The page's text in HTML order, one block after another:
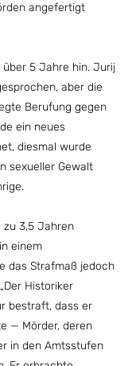
angefertigt
über 5 Jahre hin. Jurij
aber die
Berufung gegen
ein neues
diesmal wurde
sexueller Gewalt
3,5 Jahren
einem
das Strafmaß jedoch
Historiker
bestraft, dass er
— Mörder, deren
in den Amtsstufen